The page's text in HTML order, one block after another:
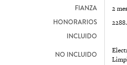
FIANZA 2
HONORARIOS
INCLUIDO
NO INCLUIDO